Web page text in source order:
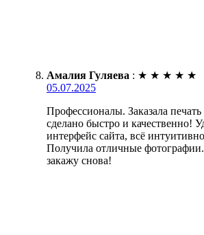
Амалия Гуляева : ★ ★ ★ ★ ★
05.07.2025
Профессионалы. Заказала
сделано быстро и качественно!
интерфейс сайта, всё
Получила отличные
закажу снова!